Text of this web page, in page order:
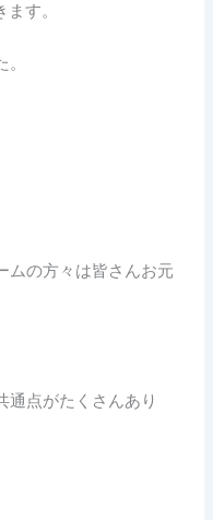
す。
ムの方々は皆さんお元
通点がたくさんあり